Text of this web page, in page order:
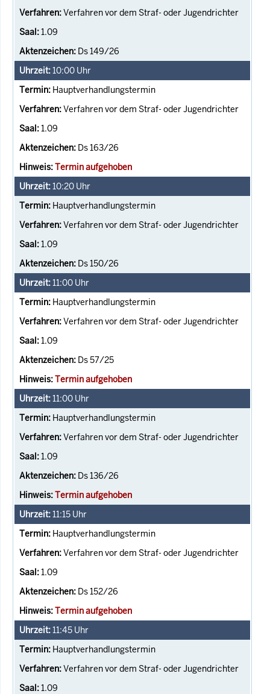
Verfahren vor dem Straf- oder Jugendrichter
1.09
Ds 149/26
10:00 Uhr
Hauptverhandlungstermin
Verfahren vor dem Straf- oder Jugendrichter
1.09
Ds 163/26
Termin aufgehoben
10:20 Uhr
Hauptverhandlungstermin
Verfahren vor dem Straf- oder Jugendrichter
1.09
Ds 150/26
11:00 Uhr
Hauptverhandlungstermin
Verfahren vor dem Straf- oder Jugendrichter
1.09
Ds 57/25
Termin aufgehoben
11:00 Uhr
Hauptverhandlungstermin
Verfahren vor dem Straf- oder Jugendrichter
1.09
Ds 136/26
Termin aufgehoben
11:15 Uhr
Hauptverhandlungstermin
Verfahren vor dem Straf- oder Jugendrichter
1.09
Ds 152/26
Termin aufgehoben
11:45 Uhr
Hauptverhandlungstermin
Verfahren vor dem Straf- oder Jugendrichter
1.09